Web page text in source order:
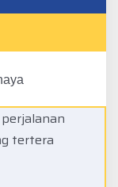
tertera